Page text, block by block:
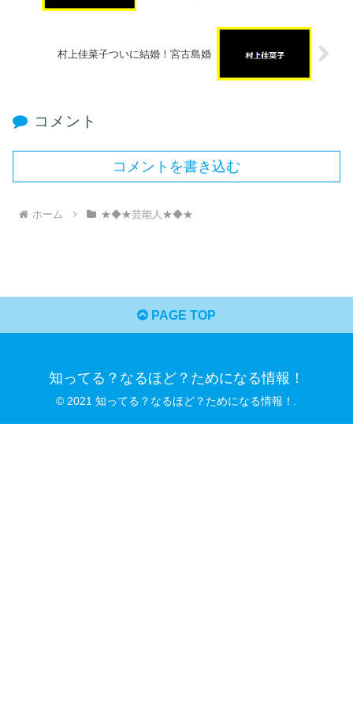
村上佳菜子ついに結婚！宮古島婚
コメント
コメントを書き込む
ホーム ★◆★芸能人★◆★
PAGE TOP
知ってる？なるほど？ためになる情報！
© 2021 知ってる？なるほど？ためになる情報！.